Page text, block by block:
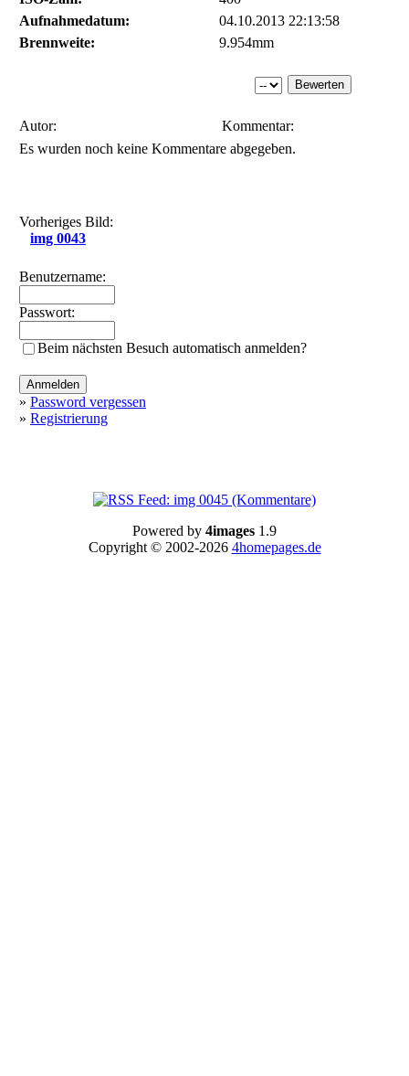
Aufnahmedatum:
04.10.2013 22:13:58
Brennweite:
9.954mm
Autor:
Kommentar:
Es wurden noch keine Kommentare abgegeben.
Vorheriges Bild:
img 0043
Benutzername:
Passwort:
Beim nächsten Besuch automatisch anmelden?
» Password vergessen
» Registrierung
Powered by 4images 1.9
Copyright © 2002-2026 4homepages.de